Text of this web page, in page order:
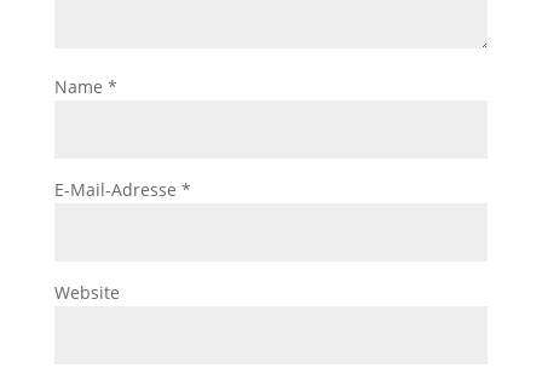
Name *
E-Mail-Adresse *
Website